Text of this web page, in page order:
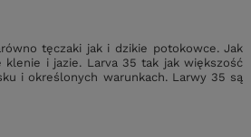
tęczaki jak i dzikie potokowce.Jak
klenie i jazie. Larva 35 tak jak większość
i określonych warunkach. Larwy 35 są